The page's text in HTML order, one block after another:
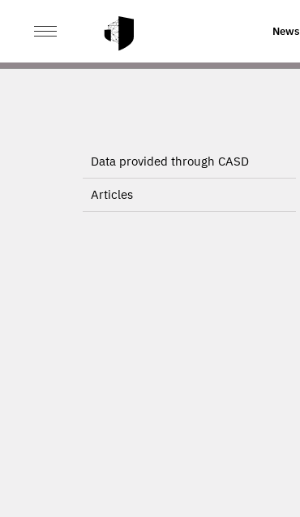
News
HOME
Data provided through CASD
Articles